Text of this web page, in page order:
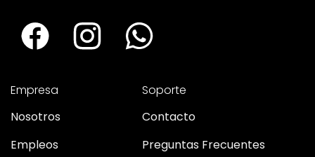
Empresa
Nosotros
Empleos
Soporte
Contacto
Preguntas Frecuentes